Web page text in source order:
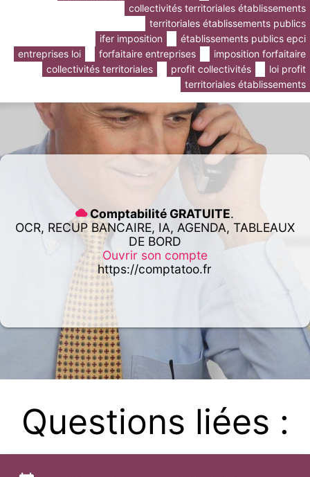
collectivités territoriales établissements
territoriales établissements publics
établissements publics epci
ifer imposition
imposition forfaitaire
forfaitaire entreprises
entreprises loi
loi profit
profit collectivités
collectivités territoriales
territoriales établissements
Comptabilité GRATUITE.
OCR, RECUP BANCAIRE, IA, AGENDA, TABLEAUX
DE BORD
Ouvrir son compte
https://comptatoo.fr
Questions liées :